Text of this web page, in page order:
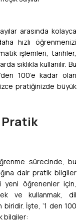
arasında kolayca
hızlı öğrenmenizi
işlemleri, tarihler,
sıklıkla kullanılır. Bu
100’e kadar olan
pratiğinizde büyük
Pratik
sürecinde, bu
dair pratik bilgiler
yeni öğrenenler için,
ve kullanmak, dil
İşte, ‘1 den 100
bilgiler: